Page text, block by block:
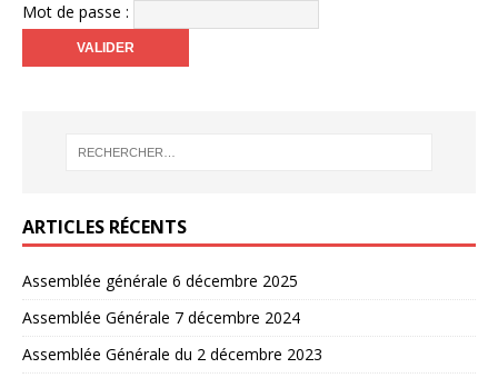
Mot de passe :
ARTICLES RÉCENTS
Assemblée générale 6 décembre 2025
Assemblée Générale 7 décembre 2024
Assemblée Générale du 2 décembre 2023